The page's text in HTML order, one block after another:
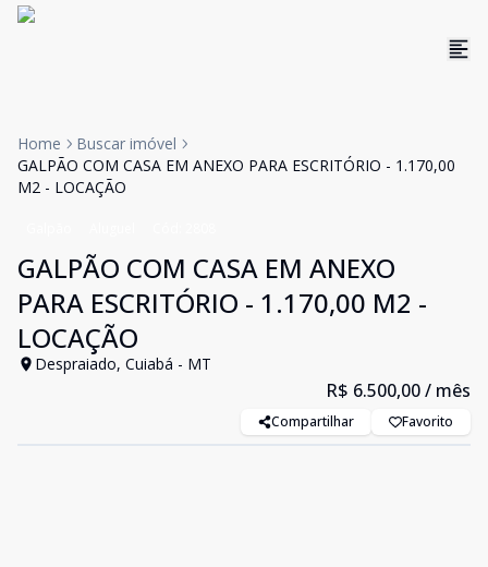
Home
Buscar imóvel
GALPÃO COM CASA EM ANEXO PARA ESCRITÓRIO - 1.170,00
M2 - LOCAÇÃO
GALPÃO COM CASA EM ANEXO
PARA ESCRITÓRIO - 1.170,00 M2 -
LOCAÇÃO
Despraiado, Cuiabá - MT
R$ 6.500,00/ mês
Compartilhar Favorito